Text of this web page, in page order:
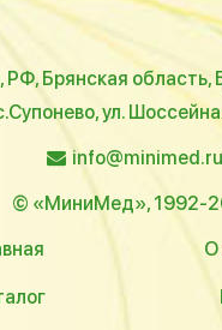
РФ, Брянская область,
ул.
info@minimed.ru
© «МиниМед», 1992-
О